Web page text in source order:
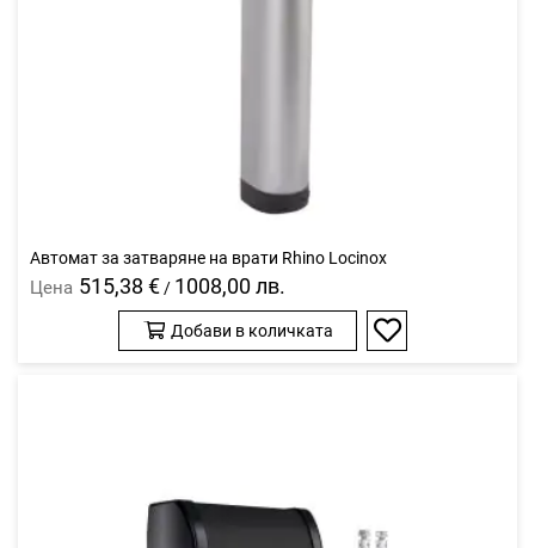
Автомат за затваряне на врати Rhino Locinox
Цена 515,38 € / 1008,00 лв.
Добави в количката
Добави